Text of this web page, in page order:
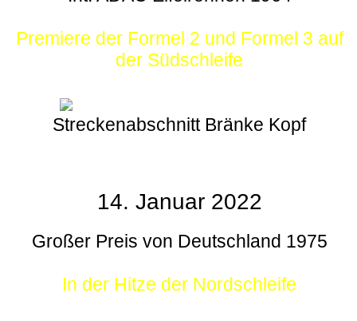
Premiere der Formel 2 und Formel 3 auf
der Südschleife
Streckenabschnitt Bränke Kopf
14. Januar 2022
Großer Preis von Deutschland 1975
In der Hitze der Nordschleife